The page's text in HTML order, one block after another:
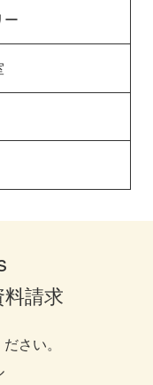
ー
請求
さい。